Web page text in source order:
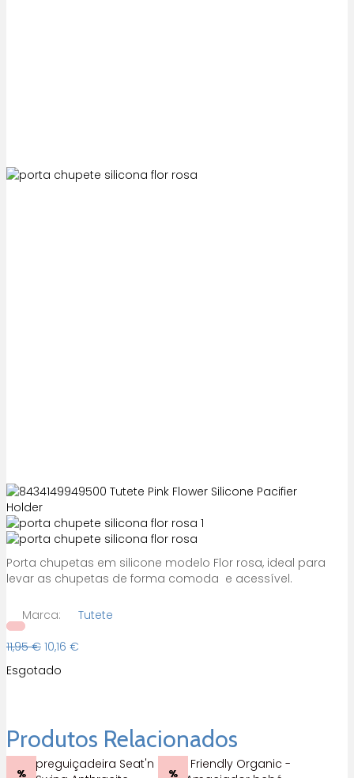
Porta chupetas em silicone modelo Flor rosa, ideal para
levar as chupetas de forma comoda e acessível.
Marca:
Tutete
11,95€ O
original
10,16 €
Esgotado
Produtos Relacionados
% %